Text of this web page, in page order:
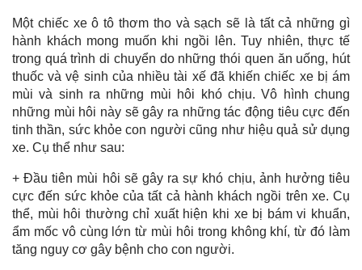
Một chiếc xe ô tô thơm tho và sạch sẽ là tất cả những gì
hành khách mong muốn khi ngồi lên. Tuy nhiên, thực tế
trong quá trình di chuyển do những thói quen ăn uống, hút
thuốc và vệ sinh của nhiều tài xế đã khiến chiếc xe bị ám
mùi và sinh ra những mùi hôi khó chịu. Vô hình chung
những mùi hôi này sẽ gây ra những tác động tiêu cực đến
tinh thần, sức khỏe con người cũng như hiệu quả sử dụng
xe. Cụ thể như sau:
+ Đầu tiên mùi hôi sẽ gây ra sự khó chịu, ảnh hưởng tiêu
cực đến sức khỏe của tất cả hành khách ngồi trên xe. Cụ
thể, mùi hôi thường chỉ xuất hiện khi xe bị bám vi khuẩn,
ẩm mốc vô cùng lớn từ mùi hôi trong không khí, từ đó làm
tăng nguy cơ gây bệnh cho con người.